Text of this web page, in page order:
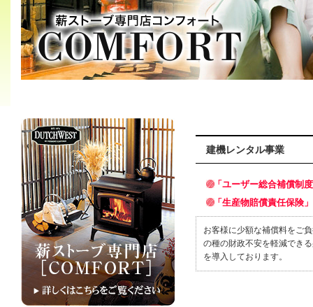
建機レンタル事業
「ユーザー総合補償制
「生産物賠償責任保険
お客様に少額な補償料をご
の種の財政不安を軽減でき
を導入しております。